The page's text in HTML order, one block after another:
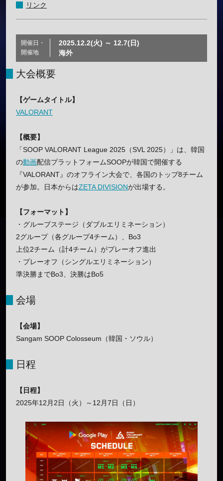
リンク
開催日・
開催地
2025.12.2(火) ～ 12.7(日)
海外
大会概要
【ゲームタイトル】
VALORANT
【概要】
「SOOP VALORANT League 2025（SVL 2025）」は、韓国
の動画配信プラットフォームSOOPが韓国で開催する
『VALORANT』のオフライン大会で、各国のトップ8チーム
が参加。日本からはZETA DIVISIONが出場する。
【フォーマット】
・グループステージ（ダブルエリミネーション）
2グループ（各グループ4チーム）、Bo3
上位2チーム（計4チーム）がプレーオフ進出
・プレーオフ（シングルエリミネーション）
準決勝までBo3、決勝はBo5
会場
【会場】
Sangam SOOP Colosseum（韓国・ソウル）
日程
【日程】
2025年12月2日（火）～12月7日（日）